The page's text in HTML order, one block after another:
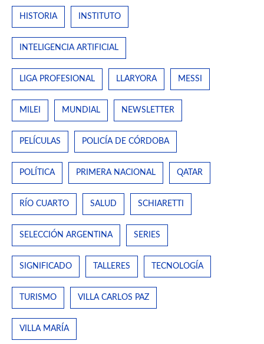
HISTORIA INSTITUTO
INTELIGENCIA ARTIFICIAL
LIGA PROFESIONAL LLARYORA MESSI
MILEI MUNDIAL NEWSLETTER
PELÍCULAS POLICÍA DE CÓRDOBA
POLÍTICA PRIMERA NACIONAL QATAR
RÍO CUARTO SALUD SCHIARETTI
SELECCIÓN ARGENTINA SERIES
SIGNIFICADO TALLERES TECNOLOGÍA
TURISMO VILLA CARLOS PAZ
VILLA MARÍA